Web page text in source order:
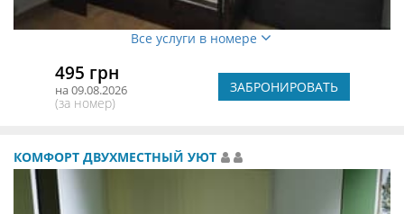
Все услуги в номере
495 грн
на 09.08.2026
(за номер)
ЗАБРОНИРОВАТЬ
КОМФОРТ ДВУХМЕСТНЫЙ УЮТ